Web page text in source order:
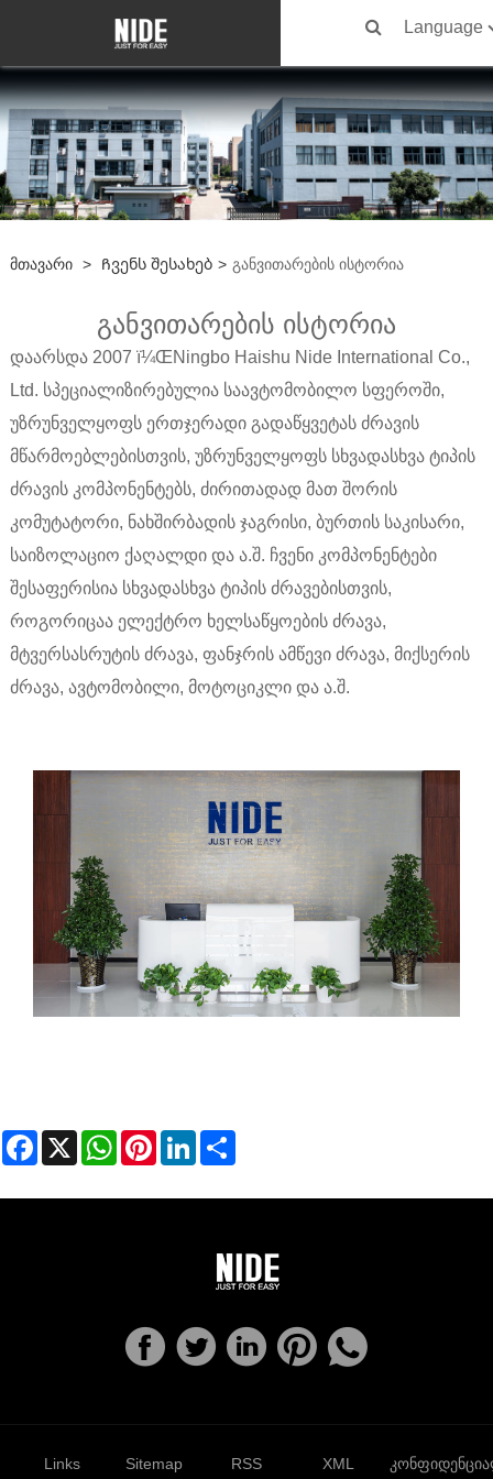
Language
Მთავარი > Ჩვენს Შესახებ > განვითარების ისტორია
განვითარების ისტორია
დაარსდა 2007 ï¼ŒNingbo Haishu Nide International Co.,
Ltd. სპეციალიზირებულია საავტომობილო სფეროში,
უზრუნველყოფს ერთჯერადი გადაწყვეტას ძრავის
მწარმოებლებისთვის, უზრუნველყოფს სხვადასხვა ტიპის
ძრავის კომპონენტებს, ძირითადად მათ შორის
კომუტატორი, ნახშირბადის ჯაგრისი, ბურთის საკისარი,
საიზოლაციო ქაღალდი და ა.შ. ჩვენი კომპონენტები
შესაფერისია სხვადასხვა ტიპის ძრავებისთვის,
როგორიცაა ელექტრო ხელსაწყოების ძრავა,
მტვერსასრუტის ძრავა, ფანჯრის ამწევი ძრავა, მიქსერის
ძრავა, ავტომობილი, მოტოციკლი და ა.შ.
Facebook
X WhatsAppPinterestLinkedIn
Links Sitemap RSS XML